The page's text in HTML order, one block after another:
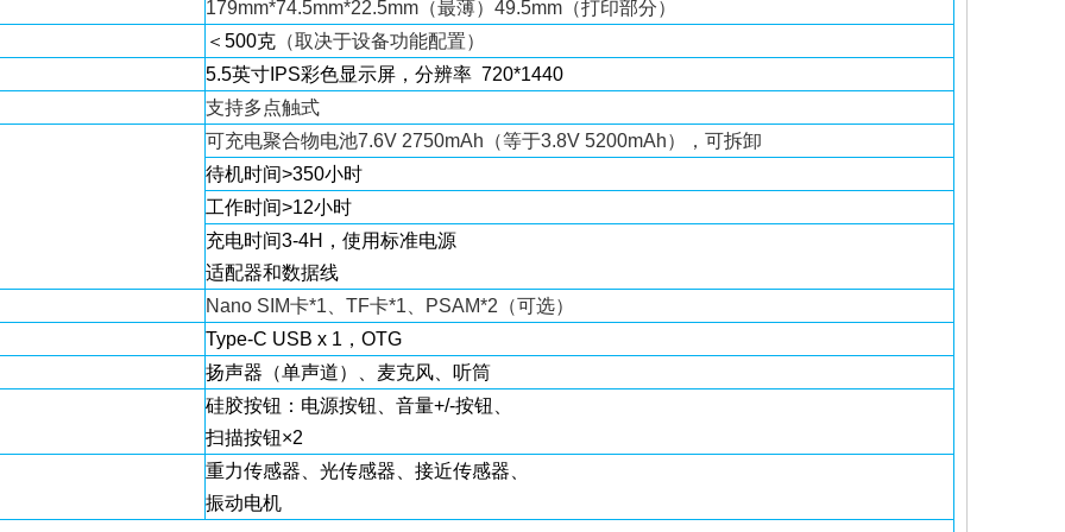
179mm*74.5mm*22.5mm（最薄）49.5mm（打印部分）
＜500克 （取决于设备功能配置）
5.5英寸IPS彩色显示屏，分辨率 720*1440
支持多点触式
可充电聚合物电池7.6V 2750mAh（等于3.8V 5200mAh），可拆卸
待机时间>350小时
工作时间>12小时
充电时间3-4H，使用标准电源
适配器和数据线
Nano SIM卡*1、TF卡*1、PSAM*2（可选）
Type-C USB x 1，OTG
扬声器（单声道）、麦克风、听筒
硅胶按钮：电源按钮、音量+/-按钮、
扫描按钮×2
重力传感器、光传感器、接近传感器、
振动电机